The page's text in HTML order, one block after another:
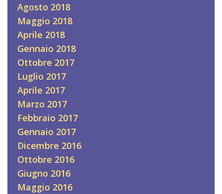
Agosto 2018
Maggio 2018
Aprile 2018
Gennaio 2018
Ottobre 2017
Luglio 2017
Aprile 2017
Marzo 2017
Febbraio 2017
Gennaio 2017
Dicembre 2016
Ottobre 2016
Giugno 2016
Maggio 2016